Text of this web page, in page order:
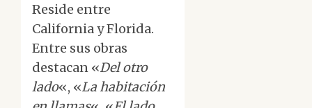
Reside entre
California y Florida.
Entre sus obras
destacan «Del otro
lado«, «La habitación